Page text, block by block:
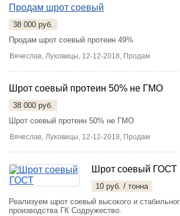
Продам шрот соевый
38 000 руб.
Продам шрот соевый протеин 49%
Вячеслав, Луховицы, 12-12-2018, Продам
Шрот соевый протеин 50% не ГМО
38 000 руб.
Шрот соевый протеин 50% не ГМО
Вячеслав, Луховицы, 12-12-2018, Продам
Шрот соевый ГОСТ
10 руб. / тонна
Реализуем шрот соевый высокого и
производства ГК Содружество.